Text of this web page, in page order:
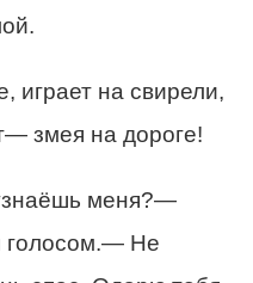
играет на свирели,
змея на дороге!
меня?—
голосом.— Не